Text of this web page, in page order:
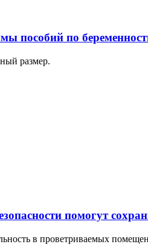
пособий по
размер.
помогут
в проветриваемых